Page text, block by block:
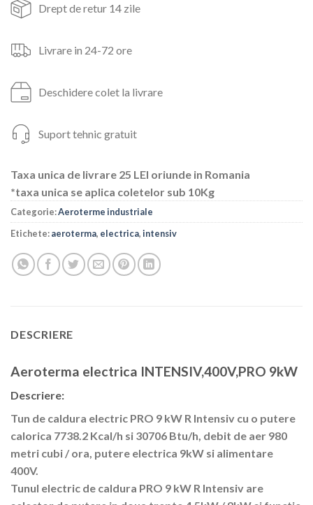
Drept de retur 14 zile
Livrare in 24-72 ore
Deschidere colet la livrare
Suport tehnic gratuit
Taxa unica de livrare 25 LEI oriunde in Romania
*taxa unica se aplica coletelor sub 10Kg
Categorie:Aeroterme industriale
Etichete:aeroterma, electrica,intensiv
DESCRIERE
Aeroterma electrica INTENSIV,400V,PRO 9kW
Descriere:
Tun de caldura electric PRO 9 kW R Intensiv cu o putere
calorica 7738.2 Kcal/h si 30706 Btu/h, debit de aer 980
metri cubi / ora, putere electrica 9kW si alimentare
400V.
Tunul electric de caldura PRO 9 kW R Intensiv are